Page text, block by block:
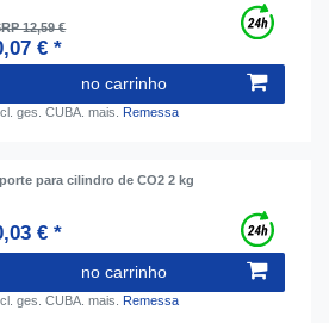
12,59 €
€ *
no carrinho
ges. CUBA. mais. Remessa
para cilindro de CO2 2 kg
€ *
no carrinho
ges. CUBA. mais. Remessa